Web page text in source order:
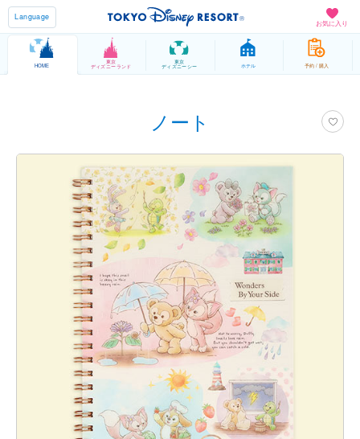
お気に入り
Language
HOME
東京
ディズニーランド
東京
ディズニーシー ホテル 予約 / 購入
ノート